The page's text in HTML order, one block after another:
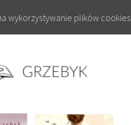
wykorzystywanie plików cookies.